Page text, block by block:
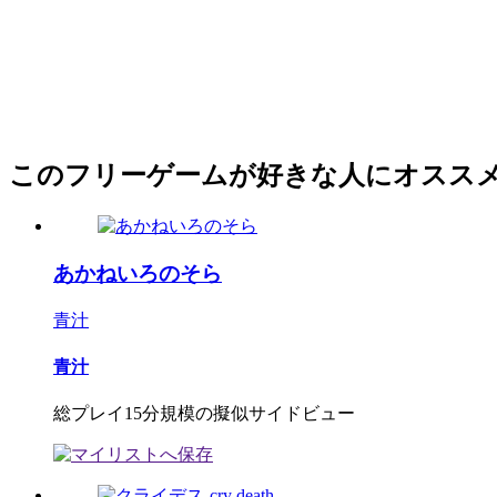
このフリーゲームが好きな人にオスス
あかねいろのそら
青汁
青汁
総プレイ15分規模の擬似サイドビュー